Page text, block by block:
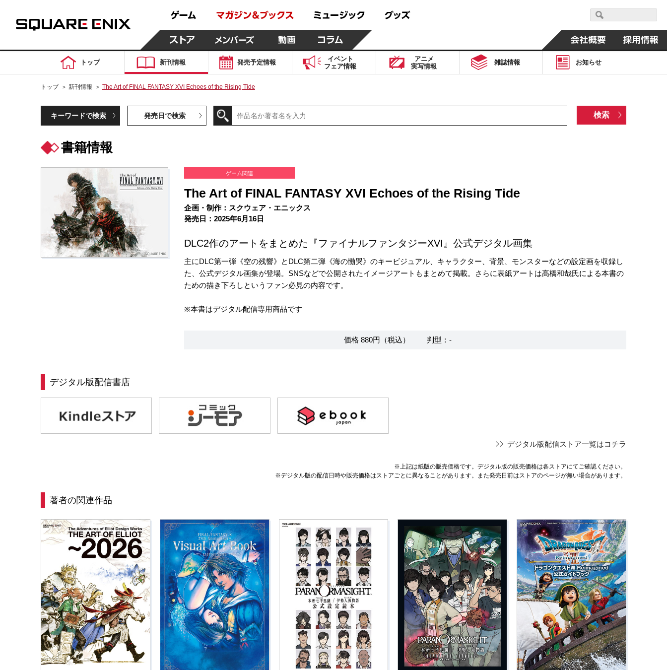
トップ 新刊情報 発売予定情報
イベント
フェア情報
アニメ
実写情報
雑誌情報 お知らせ
トップ ＞ 新刊情報 ＞ The Art of FINAL FANTASY XVI Echoes of the Rising Tide
キーワードで検索 発売日で検索
書籍情報
ゲーム関連
The Art of FINAL FANTASY XVI Echoes of the Rising Tide
企画・制作：スクウェア・エニックス
発売日：2025年6月16日
DLC2作のアートをまとめた『ファイナルファンタジーXVI』公式デジタル画集
主にDLC第一弾《空の残響》とDLC第二弾《海の慟哭》のキービジュアル、キャラクター、背景、モンスターなどの設定画を収録し
た、公式デジタル画集が登場。SNSなどで公開されたイメージアートもまとめて掲載。さらに表紙アートは髙橋和哉氏による本書の
ための描き下ろしというファン必見の内容です。
※本書はデジタル配信専用商品です
価格 880円（税込） 判型：-
デジタル版配信書店
デジタル版配信ストア一覧はコチラ
※上記は紙版の販売価格です。デジタル版の販売価格は各ストアにてご確認ください。
※デジタル版の配信日時や販売価格はストアごとに異なることがあります。また発売日前はストアのページが無い場合があります。
著者の関連作品